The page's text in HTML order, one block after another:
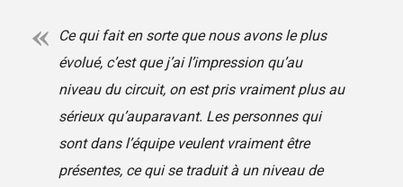
Ce qui fait en sorte que nous avons le plus
évolué, c’est que j’ai l’impression qu’au
niveau du circuit, on est pris vraiment plus au
sérieux qu’auparavant. Les personnes qui
sont dans l’équipe veulent vraiment être
présentes, ce qui se traduit à un niveau de